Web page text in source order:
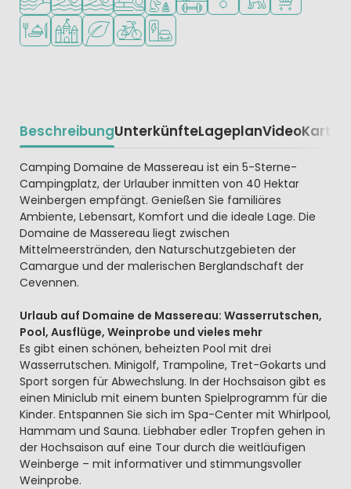
Restaurant oder Pizzeria
Schlosscamping
Grüne LageFahrradverleih
Ladestation für E-Autos
BeschreibungUnterkünfteLageplanVideoKarte
Beschrijving
Camping Domaine de Massereau ist ein 5-Sterne-
Campingplatz, der Urlauber inmitten von 40 Hektar
Weinbergen empfängt. Genießen Sie familiäres
Ambiente, Lebensart, Komfort und die ideale Lage. Die
Domaine de Massereau liegt zwischen
Mittelmeerstränden, den Naturschutzgebieten der
Camargue und der malerischen Berglandschaft der
Cevennen.
Urlaub auf Domaine de Massereau: Wasserrutschen,
Pool, Ausflüge, Weinprobe und vieles mehr
Es gibt einen schönen, beheizten Pool mit drei
Wasserrutschen. Minigolf, Trampoline, Tret-Gokarts und
Sport sorgen für Abwechslung. In der Hochsaison gibt es
einen Miniclub mit einem bunten Spielprogramm für die
Kinder. Entspannen Sie sich im Spa-Center mit Whirlpool,
Hammam und Sauna. Liebhaber edler Tropfen gehen in
der Hochsaison auf eine Tour durch die weitläufigen
Weinberge – mit informativer und stimmungsvoller
Weinprobe.